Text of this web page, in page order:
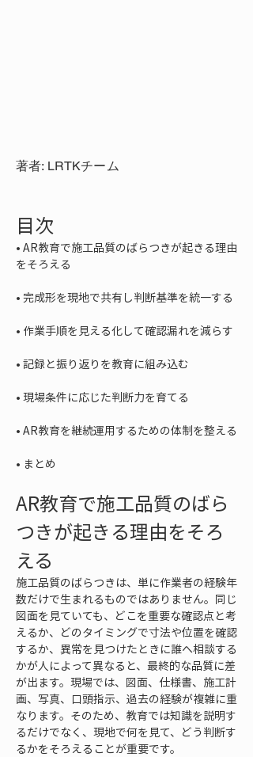
著者: LRTKチーム
目次
• AR教育で施工品質のばらつきが起きる理由
•
•
•
•
•
• まとめ
AR教育で施工品質のばら
つきが起きる理由をそろ
える
施工品質のばらつきは、単に作業者の経験年
数だけで生まれるものではありません。同じ
図面を見ていても、どこを重要な確認点と考
えるか、どのタイミングで寸法や位置を確認
するか、異常を見つけたときに誰へ相談する
かが人によって異なると、最終的な品質に差
が出ます。現場では、図面、仕様書、施工計
画、写真、口頭指示、過去の経験が複雑に重
なります。そのため、教育では知識を説明す
るだけでなく、現地で何を見て、どう判断す
るかをそろえることが重要です。